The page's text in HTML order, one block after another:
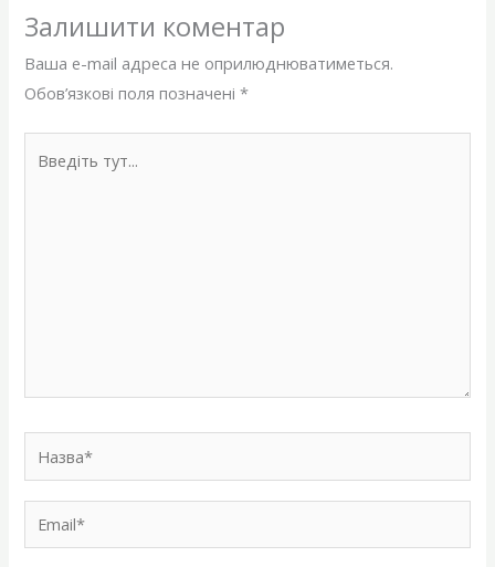
Залишити коментар
Ваша e-mail адреса не оприлюднюватиметься.
Обов’язкові поля позначені*